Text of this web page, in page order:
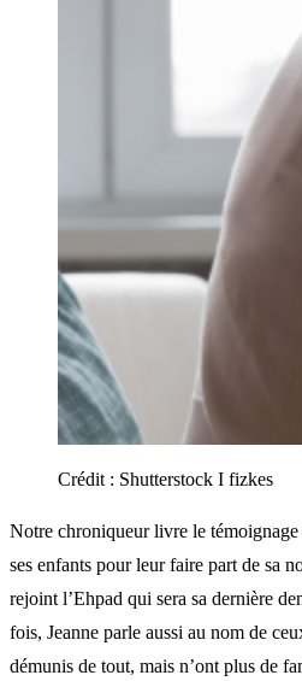
Crédit : Shutterstock I fizkes
Notre chroniqueur livre le témoignage
ses enfants pour leur faire part de sa
rejoint l’Ehpad qui sera sa dernière
fois, Jeanne parle aussi au nom de
démunis de tout, mais n’ont plus de